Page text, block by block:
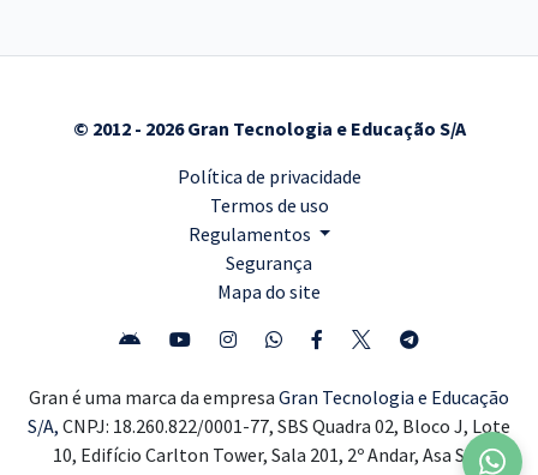
© 2012 - 2026 Gran Tecnologia e Educação S/A
Política de privacidade
Termos de uso
Regulamentos
Segurança
Mapa do site
Gran é uma marca da empresa Gran Tecnologia e Educação
S/A, CNPJ: 18.260.822/0001-77, SBS Quadra 02, Bloco J, Lote
10, Edifício Carlton Tower, Sala 201, 2º Andar, Asa Sul,